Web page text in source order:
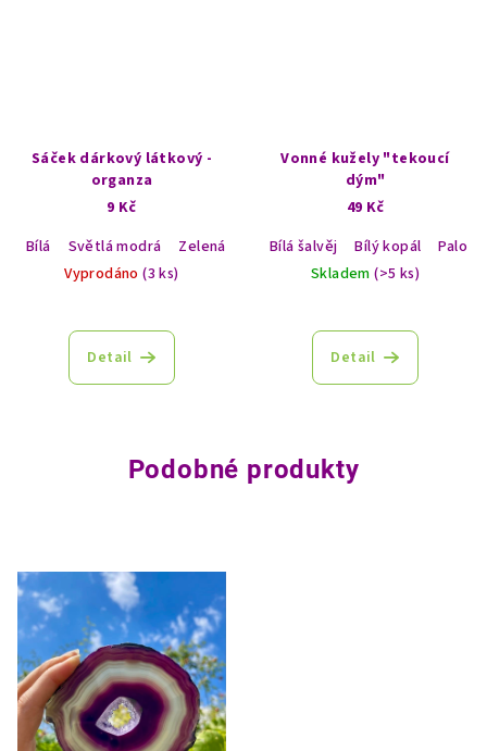
Sáček dárkový látkový -
organza
9 Kč
Bílá
Světlá modrá Zelená Světlá růžová
Červená
Vyprodáno(3 ks)
Detail
Vonné kužely "tekoucí
dým"
49 Kč
Bílá šalvěj
Bílý kopál
Palo
Skladem(>5 ks)
Detail
Podobné produkty